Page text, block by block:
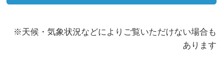
東北発
※天候・気象状況などによりご覧いただけない場合も
あります